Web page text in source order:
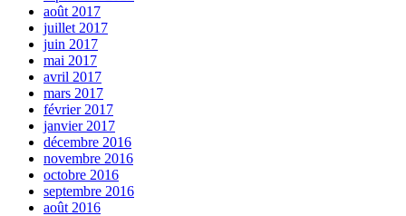
août 2017
juillet 2017
juin 2017
mai 2017
avril 2017
mars 2017
février 2017
janvier 2017
décembre 2016
novembre 2016
octobre 2016
septembre 2016
août 2016